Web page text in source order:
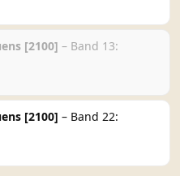
[2100] – Band 13:
[2100] – Band 22: